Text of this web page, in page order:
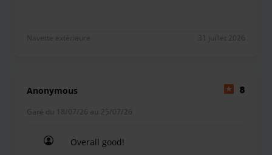
Navette extérieure 31 juillet 2026
Anonymous 8
Garé du 18/07/26 au 25/07/26
Overall good!